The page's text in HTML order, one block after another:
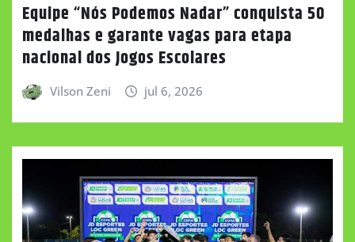
Equipe “Nós Podemos Nadar” conquista 50
medalhas e garante vagas para etapa
nacional dos Jogos Escolares
Vilson Zeni jul 6, 2026